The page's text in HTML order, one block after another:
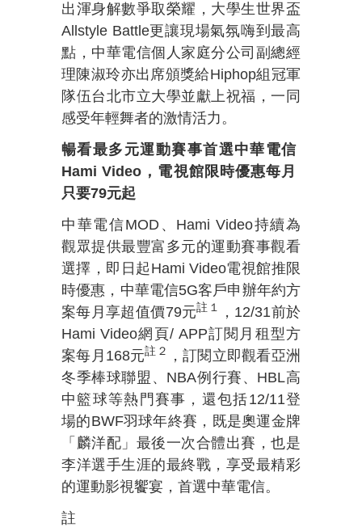
出渾身解數爭取榮耀，大學生世界盃
Allstyle Battle更讓現場氣氛嗨到最高
點，中華電信個人家庭分公司副總經
理陳淑玲亦出席頒獎給Hiphop組冠軍
隊伍台北市立大學並獻上祝福，一同
感受年輕舞者的激情活力。
暢看最多元運動賽事首選中華電信
Hami Video ，電視館限時優惠每月
只要79元起
中華電信MOD、Hami Video持續為
觀眾提供最豐富多元的運動賽事觀看
選擇，即日起Hami Video電視館推限
時優惠，中華電信5G客戶申辦年約方
案每月享超值價79元註１
，12/31前於
Hami Video網頁/ APP訂閱月租型方
案每月168元註２
，訂閱立即觀看亞洲
冬季棒球聯盟、NBA例行賽、HBL高
中籃球等熱門賽事，還包括12/11登
場的BWF羽球年終賽，既是奧運金牌
「麟洋配」最後一次合體出賽，也是
李洋選手生涯的最終戰，享受最精彩
的運動影視饗宴，首選中華電信。
註